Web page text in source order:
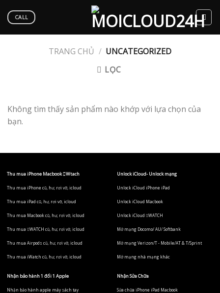
CALL
TRANG CHỦ / UNCATEGORIZED
LỌC
Không tìm thấy sản phẩm nào khớp với lựa chọn của
bạn.
Thu mua iPhone Macbook Wtach
Thu mua iPhone cũ, hư, rơi vỡ, icloud
Thu mua iPad cũ, hư, rơi vỡ, icloud
Thu mua Macbook cũ, hư, rơi vỡ, icloud
Thu mua WATCH cũ, hư, rơi vỡ, icloud
Thu mua Airpods cũ, hư, rơi vỡ, icloud
Thu mua iWatch cũ, hư, rơi vỡ, icloud
Unlock iCloud- Unlock mạng
Unlock iCloud iPhone iPad
Unlock iCloud Macbook
Unlock iCloud WATCH
Mở mạng Docomo/ AU/ Softbank
Mở mạng Verizon/T - Mobile/AT & T/Sprint
Mở mạng nhà mạng khác
Nhận bảo hành 1 đổi 1 Apple
Nhận bảo hành apple máy sách tay
Nhận Sửa Chữa
Sửa chữa iPhone iPad Macbook